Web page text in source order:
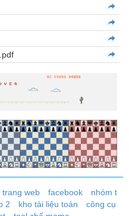
trang web facebook
nhóm t
2 kho tài liệu toán
công cụ